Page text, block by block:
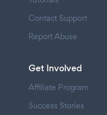
Contact Support
Report Abuse
Get Involved
Affiliate Program
Success Stories